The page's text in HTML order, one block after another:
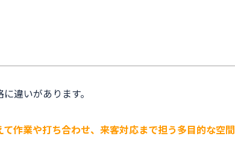
違いがあります。
て作業や打ち合わせ、来客対応まで担う多目的な空間